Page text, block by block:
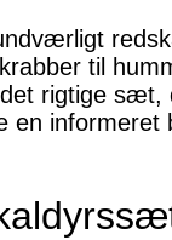
til
rigtige sæt,
en informeret